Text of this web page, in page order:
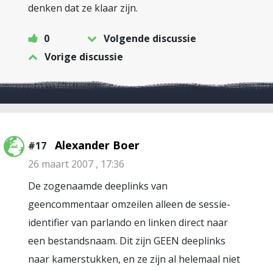
denken dat ze klaar zijn.
0
Volgende discussie
Vorige discussie
#17 Alexander Boer
26 maart 2007 , 17:36
De zogenaamde deeplinks van
geencommentaar omzeilen alleen de sessie-
identifier van parlando en linken direct naar
een bestandsnaam. Dit zijn GEEN deeplinks
naar kamerstukken, en ze zijn al helemaal niet